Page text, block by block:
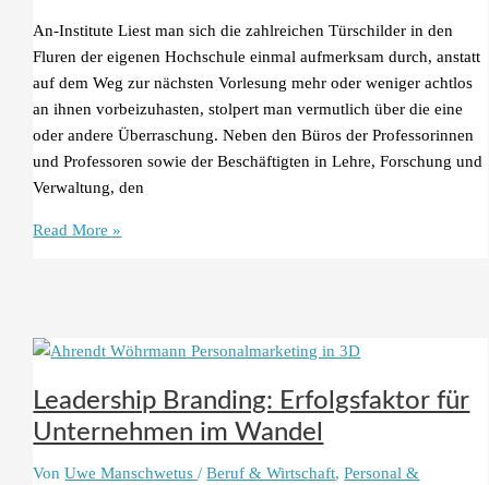
An-Institute Liest man sich die zahlreichen Türschilder in den
Fluren der eigenen Hochschule einmal aufmerksam durch, anstatt
auf dem Weg zur nächsten Vorlesung mehr oder weniger achtlos
an ihnen vorbeizuhasten, stolpert man vermutlich über die eine
oder andere Überraschung. Neben den Büros der Professorinnen
und Professoren sowie der Beschäftigten in Lehre, Forschung und
Verwaltung, den
Was
der
Read More »
Leadership Branding: Erfolgsfaktor für
Unternehmen im Wandel
VonUwe Manschwetus/Beruf & Wirtschaft,Personal &